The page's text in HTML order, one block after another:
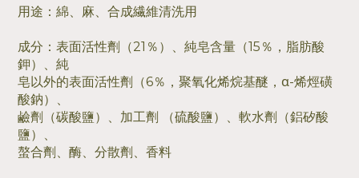
用途：綿、麻、合成繊維清洗用
成分：表面活性劑（21％​​）、純皂含量（15％，脂肪酸
鉀）、純
皂以外的表面活性劑（6％，聚氧化烯烷基醚，α-烯烴磺
酸鈉）、
鹼劑（碳酸鹽）、加工劑 （硫酸鹽）、軟水劑（鋁矽酸
鹽）、
螯合劑、酶、分散劑、香料